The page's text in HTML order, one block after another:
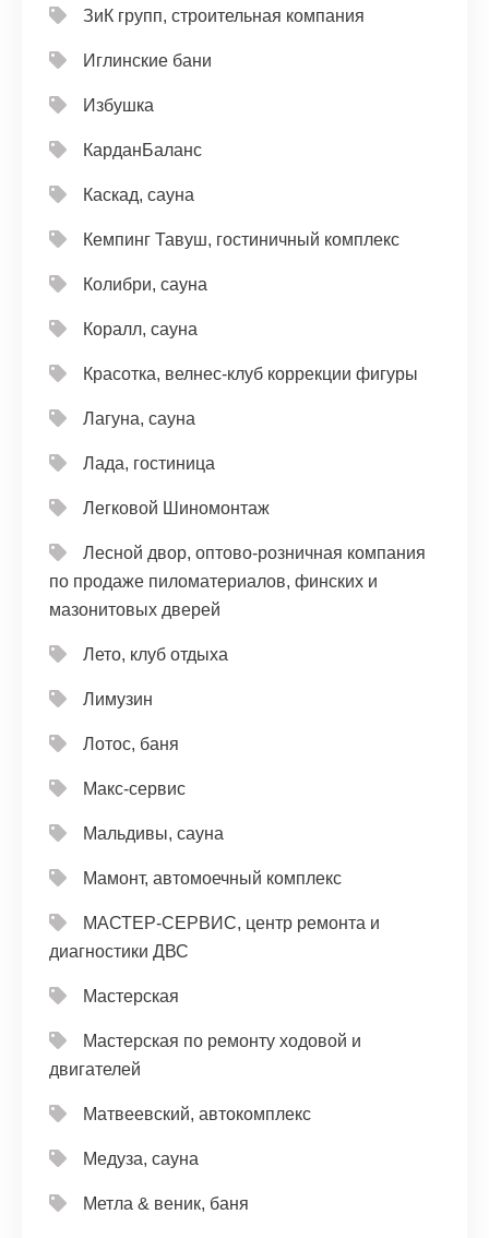
ЗиК групп, строительная компания
Иглинские бани
Избушка
КарданБаланс
Каскад, сауна
Кемпинг Тавуш, гостиничный комплекс
Колибри, сауна
Коралл, сауна
Красотка, велнес-клуб коррекции фигуры
Лагуна, сауна
Лада, гостиница
Легковой Шиномонтаж
Лесной двор, оптово-розничная компания
по продаже пиломатериалов, финских и
мазонитовых дверей
Лето, клуб отдыха
Лимузин
Лотос, баня
Макс-сервис
Мальдивы, сауна
Мамонт, автомоечный комплекс
МАСТЕР-СЕРВИС, центр ремонта и
диагностики ДВС
Мастерская
Мастерская по ремонту ходовой и
двигателей
Матвеевский, автокомплекс
Медуза, сауна
Метла & веник, баня